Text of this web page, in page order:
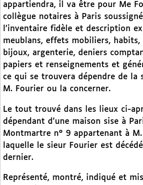
appartiendra, il va être pour Me
collègue notaires à Paris
l’inventaire fidèle et description
meublans, effets mobiliers, habits,
bijoux, argenterie, deniers
papiers et renseignements et
ce qui se trouvera dépendre de la
M. Fourier ou la concerner.
Le tout trouvé dans les lieux ci-
dépendant d’une maison sise à
Montmartre n° 9 appartenant à
laquelle le sieur Fourier est
dernier.
Représenté, montré, indiqué et